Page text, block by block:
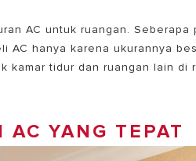
AC untuk ruangan. Seberapa
AC hanya karena ukurannya
kamar tidur dan ruangan lain di
YANG TEPAT